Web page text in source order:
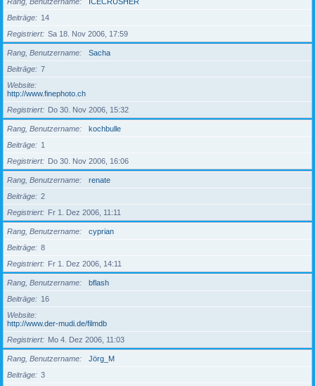
Beiträge
14
Registriert
Sa 18. Nov 2006, 17:59
Rang, Benutzername
Sacha
Beiträge
7
Website
http://www.finephoto.ch
Registriert
Do 30. Nov 2006, 15:32
Rang, Benutzername
kochbulle
Beiträge
1
Registriert
Do 30. Nov 2006, 16:06
Rang, Benutzername
renate
Beiträge
2
Registriert
Fr 1. Dez 2006, 11:11
Rang, Benutzername
cyprian
Beiträge
8
Registriert
Fr 1. Dez 2006, 14:11
Rang, Benutzername
bflash
Beiträge
16
Website
http://www.der-mudi.de/filmdb
Registriert
Mo 4. Dez 2006, 11:03
Rang, Benutzername
Jörg_M
Beiträge
3